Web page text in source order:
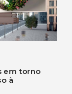
em torno
à